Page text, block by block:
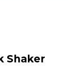
Shaker